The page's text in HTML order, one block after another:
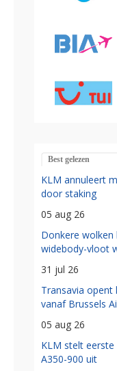
Best gelezen
KLM annuleert
door staking
05 aug 26
Donkere
widebody-vloot
31 jul 26
Transavia
vanaf Brussels
05 aug 26
KLM stelt
A350-900 uit